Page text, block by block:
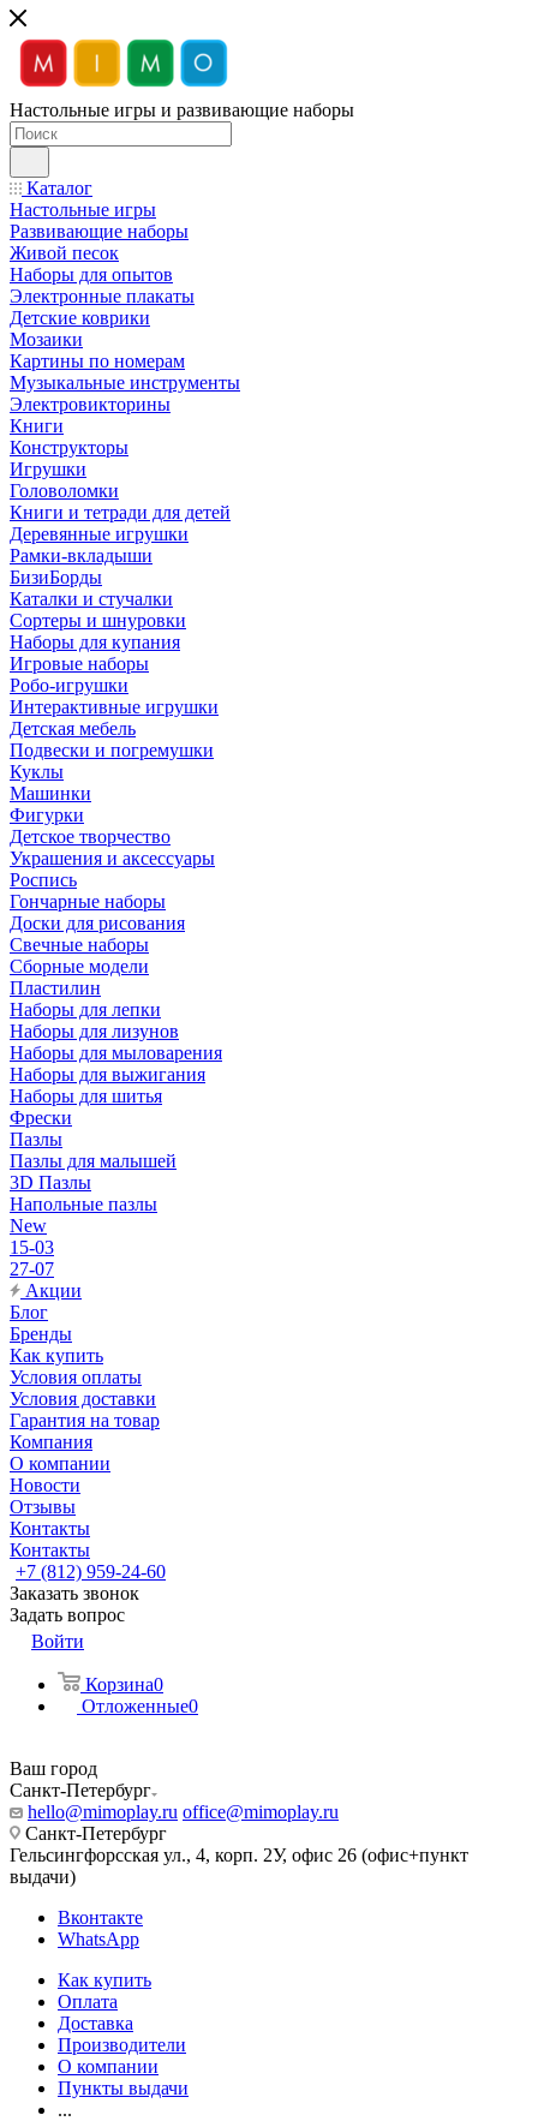
Настольные игры и развивающие наборы
Каталог
Настольные игры
Развивающие наборы
Живой песок
Наборы для опытов
Электронные плакаты
Детские коврики
Мозаики
Картины по номерам
Музыкальные инструменты
Электровикторины
Книги
Конструкторы
Игрушки
Головоломки
Книги и тетради для детей
Деревянные игрушки
Рамки-вкладыши
БизиБорды
Каталки и стучалки
Сортеры и шнуровки
Наборы для купания
Игровые наборы
Робо-игрушки
Интерактивные игрушки
Детская мебель
Подвески и погремушки
Куклы
Машинки
Фигурки
Детское творчество
Украшения и аксессуары
Роспись
Гончарные наборы
Доски для рисования
Свечные наборы
Сборные модели
Пластилин
Наборы для лепки
Наборы для лизунов
Наборы для мыловарения
Наборы для выжигания
Наборы для шитья
Фрески
Пазлы
Пазлы для малышей
3D Пазлы
Напольные пазлы
New
15-03
27-07
Акции
Блог
Бренды
Как купить
Условия оплаты
Условия доставки
Гарантия на товар
Компания
О компании
Новости
Отзывы
Контакты
Контакты
+7 (812) 959-24-60
Заказать звонок
Задать вопрос
Войти
Корзина0
Отложенные0
Ваш город
Санкт-Петербург
hello@mimoplay.ru office@mimoplay.ru
Санкт-Петербург
Гельсингфорсская ул., 4, корп. 2У, офис 26 (офис+пункт
выдачи)
Вконтакте
WhatsApp
Как купить
Оплата
Доставка
Производители
О компании
Пункты выдачи
...